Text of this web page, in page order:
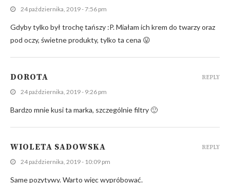
24 października, 2019 - 7:56 pm
Gdyby tylko był trochę tańszy :P. Miałam ich krem do twarzy oraz
pod oczy, świetne produkty, tylko ta cena 😛
DOROTA
24 października, 2019 - 9:26 pm
Bardzo mnie kusi ta marka, szczególnie filtry 🙂
REPLY
WIOLETA SADOWSKA
24 października, 2019 - 10:09 pm
Same pozytywy. Warto więc wypróbować.
REPLY